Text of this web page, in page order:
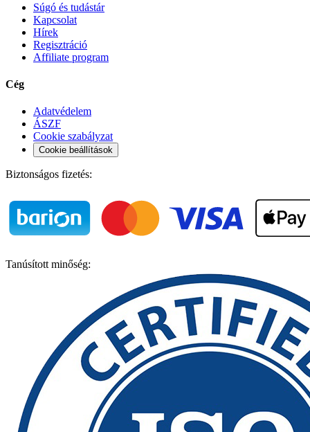
Súgó és tudástár
Kapcsolat
Hírek
Regisztráció
Affiliate program
Cég
Adatvédelem
ÁSZF
Cookie szabályzat
Cookie beállítások
Biztonságos fizetés:
Tanúsított minőség: